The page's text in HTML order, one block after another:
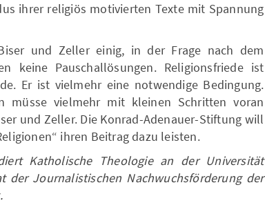
ihrer religiös motivierten Texte mit Spannung
und Zeller einig, in der Frage nach dem
keine Pauschallösungen. Religionsfriede ist
Er ist vielmehr eine notwendige Bedingung.
müsse vielmehr mit kleinen Schritten voran
und Zeller. Die Konrad-Adenauer-Stiftung will
ihren Beitrag dazu leisten.
Katholische Theologie an der Universität
der Journalistischen Nachwuchsförderung der